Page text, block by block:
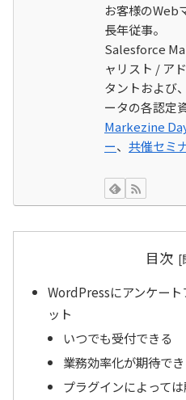
お客様のWeb
長年従事。
Salesforce
ャリスト / ア
タントおよび
ータの各認定
Markezine
ー、共催セミ
目次
WordPressにアンケー
ット
いつでも受付できる
業務効率化が期待で
プラグインによって